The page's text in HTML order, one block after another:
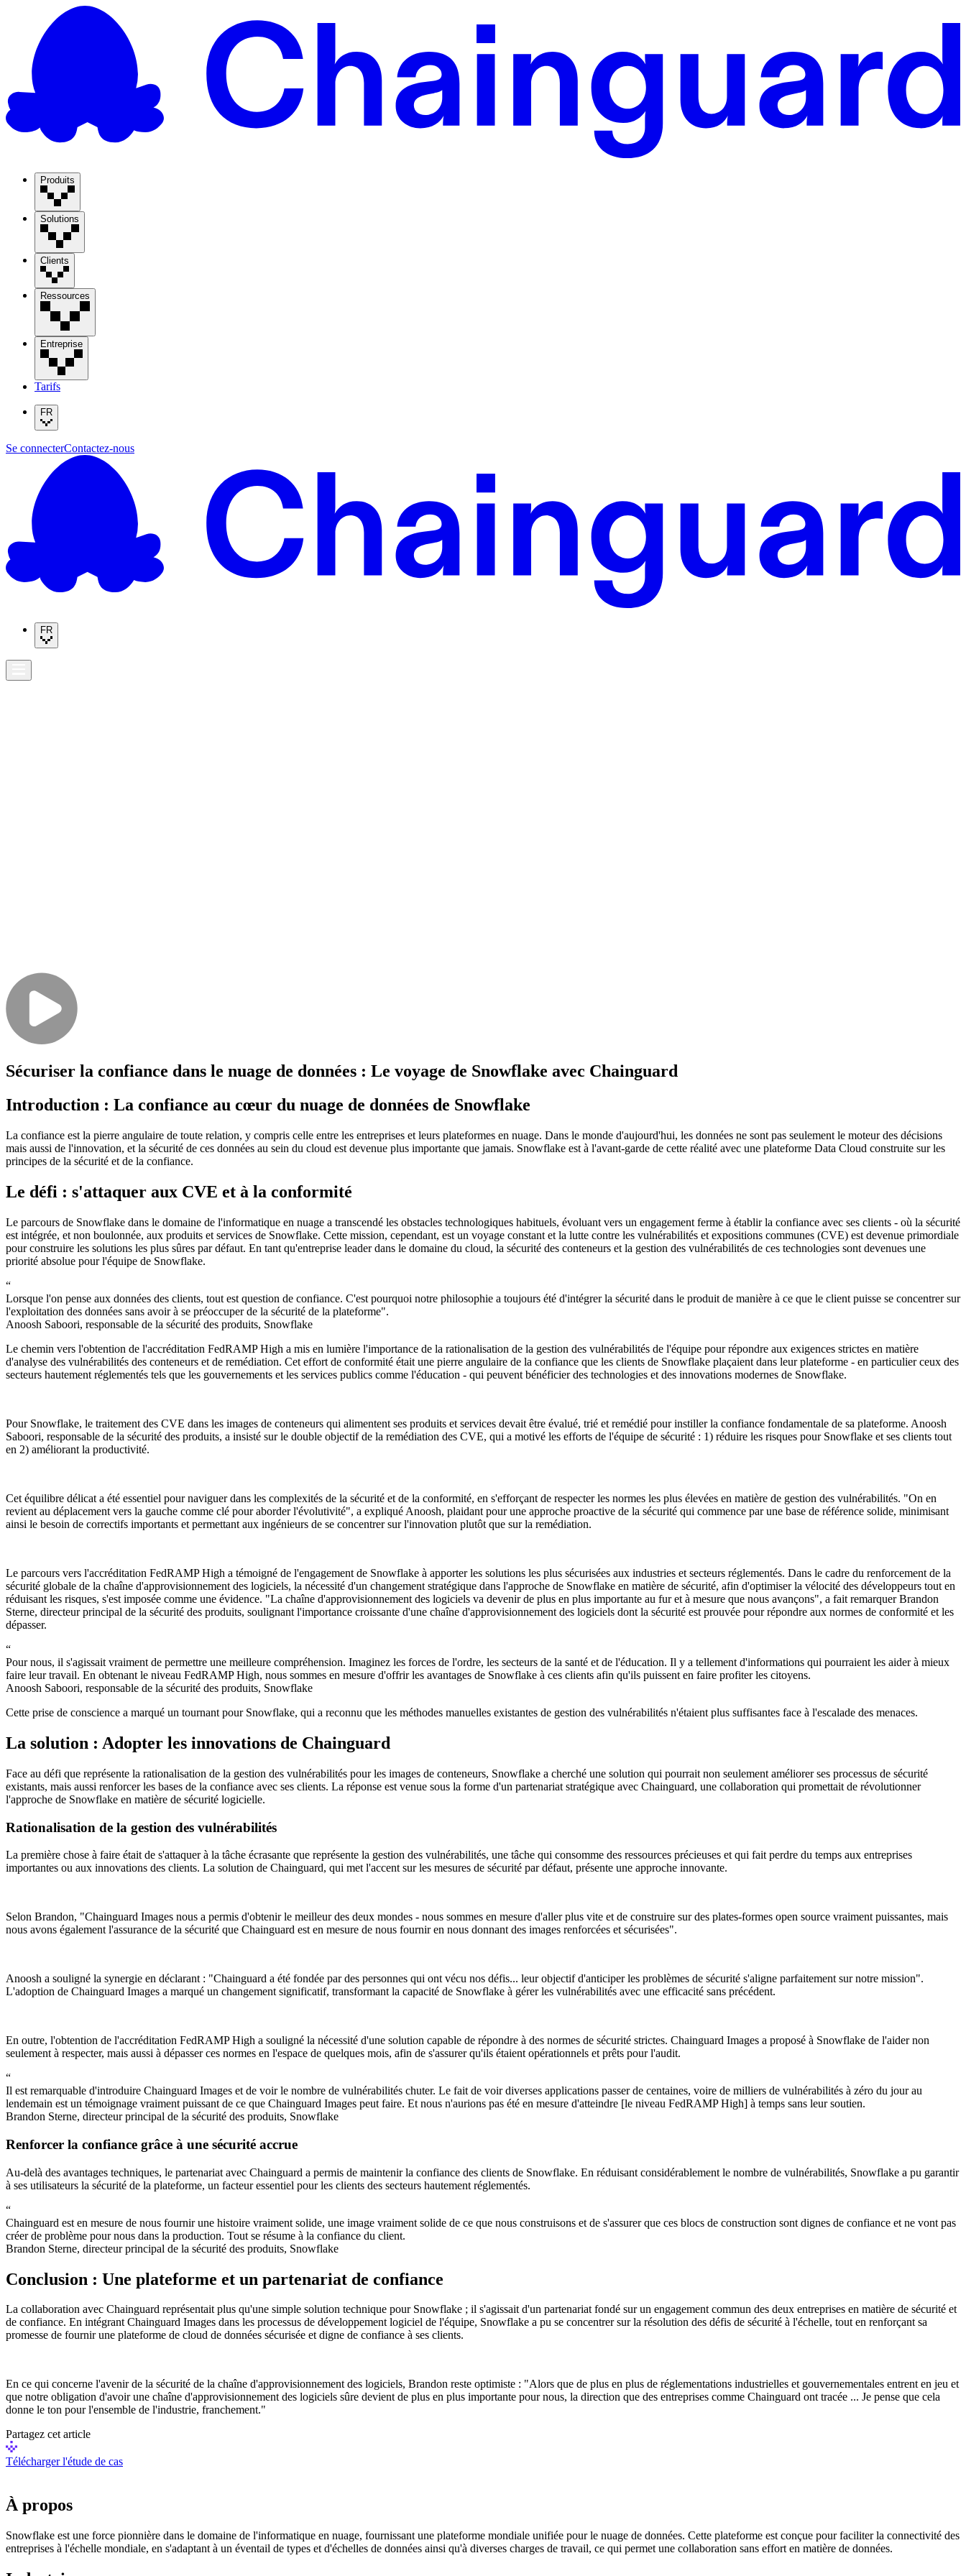
Produits
Solutions
Clients
Ressources
Entreprise
Tarifs
FR
Se connecterContactez-nous
FR
Produits
Chainguard Containers
Industry
Technology
Public Sector
Financial Services
Slack Community
Developers
Documentation
Trust Center
FEATURED EVENT2026 Gartner® Magic Quadrant™ for Software Supply Chain SecurityDownload the report
Blog
Open Source Leadership
Partners
Careers
NOUS RECRUTONS Carrières chez Chainguard Voir les postes à pourvoir
Sécuriser la confiance dans le nuage de données : Le voyage de Snowflake avec Chainguard
Introduction : La confiance au cœur du nuage de données de Snowflake
La confiance est la pierre angulaire de toute relation, y compris celle entre les entreprises et leurs plateformes en nuage. Dans le monde d'aujourd'hui, les données ne sont pas seulement le moteur des décisions
mais aussi de l'innovation, et la sécurité de ces données au sein du cloud est devenue plus importante que jamais. Snowflake est à l'avant-garde de cette réalité avec une plateforme Data Cloud construite sur les
principes de la sécurité et de la confiance.
Le défi : s'attaquer aux CVE et à la conformité
Le parcours de Snowflake dans le domaine de l'informatique en nuage a transcendé les obstacles technologiques habituels, évoluant vers un engagement ferme à établir la confiance avec ses clients - où la sécurité
est intégrée, et non boulonnée, aux produits et services de Snowflake. Cette mission, cependant, est un voyage constant et la lutte contre les vulnérabilités et expositions communes (CVE) est devenue primordiale
pour construire les solutions les plus sûres par défaut. En tant qu'entreprise leader dans le domaine du cloud, la sécurité des conteneurs et la gestion des vulnérabilités de ces technologies sont devenues une
priorité absolue pour l'équipe de Snowflake.
“
Lorsque l'on pense aux données des clients, tout est question de confiance. C'est pourquoi notre philosophie a toujours été d'intégrer la sécurité dans le produit de manière à ce que le client puisse se concentrer sur
l'exploitation des données sans avoir à se préoccuper de la sécurité de la plateforme".
Anoosh Saboori, responsable de la sécurité des produits, Snowflake
Le chemin vers l'obtention de l'accréditation FedRAMP High a mis en lumière l'importance de la rationalisation de la gestion des vulnérabilités de l'équipe pour répondre aux exigences strictes en matière
d'analyse des vulnérabilités des conteneurs et de remédiation. Cet effort de conformité était une pierre angulaire de la confiance que les clients de Snowflake plaçaient dans leur plateforme - en particulier ceux des
secteurs hautement réglementés tels que les gouvernements et les services publics comme l'éducation - qui peuvent bénéficier des technologies et des innovations modernes de Snowflake.
Pour Snowflake, le traitement des CVE dans les images de conteneurs qui alimentent ses produits et services devait être évalué, trié et remédié pour instiller la confiance fondamentale de sa plateforme. Anoosh
Saboori, responsable de la sécurité des produits, a insisté sur le double objectif de la remédiation des CVE, qui a motivé les efforts de l'équipe de sécurité : 1) réduire les risques pour Snowflake et ses clients tout
en 2) améliorant la productivité.
Cet équilibre délicat a été essentiel pour naviguer dans les complexités de la sécurité et de la conformité, en s'efforçant de respecter les normes les plus élevées en matière de gestion des vulnérabilités. "On en
revient au déplacement vers la gauche comme clé pour aborder l'évolutivité", a expliqué Anoosh, plaidant pour une approche proactive de la sécurité qui commence par une base de référence solide, minimisant
ainsi le besoin de correctifs importants et permettant aux ingénieurs de se concentrer sur l'innovation plutôt que sur la remédiation.
Le parcours vers l'accréditation FedRAMP High a témoigné de l'engagement de Snowflake à apporter les solutions les plus sécurisées aux industries et secteurs réglementés. Dans le cadre du renforcement de la
sécurité globale de la chaîne d'approvisionnement des logiciels, la nécessité d'un changement stratégique dans l'approche de Snowflake en matière de sécurité, afin d'optimiser la vélocité des développeurs tout en
réduisant les risques, s'est imposée comme une évidence. "La chaîne d'approvisionnement des logiciels va devenir de plus en plus importante au fur et à mesure que nous avançons", a fait remarquer Brandon
Sterne, directeur principal de la sécurité des produits, soulignant l'importance croissante d'une chaîne d'approvisionnement des logiciels dont la sécurité est prouvée pour répondre aux normes de conformité et les
dépasser.
“
Pour nous, il s'agissait vraiment de permettre une meilleure compréhension. Imaginez les forces de l'ordre, les secteurs de la santé et de l'éducation. Il y a tellement d'informations qui pourraient les aider à mieux
faire leur travail. En obtenant le niveau FedRAMP High, nous sommes en mesure d'offrir les avantages de Snowflake à ces clients afin qu'ils puissent en faire profiter les citoyens.
Anoosh Saboori, responsable de la sécurité des produits, Snowflake
Cette prise de conscience a marqué un tournant pour Snowflake, qui a reconnu que les méthodes manuelles existantes de gestion des vulnérabilités n'étaient plus suffisantes face à l'escalade des menaces.
La solution : Adopter les innovations de Chainguard
Face au défi que représente la rationalisation de la gestion des vulnérabilités pour les images de conteneurs, Snowflake a cherché une solution qui pourrait non seulement améliorer ses processus de sécurité
existants, mais aussi renforcer les bases de la confiance avec ses clients. La réponse est venue sous la forme d'un partenariat stratégique avec Chainguard, une collaboration qui promettait de révolutionner
l'approche de Snowflake en matière de sécurité logicielle.
Rationalisation de la gestion des vulnérabilités
La première chose à faire était de s'attaquer à la tâche écrasante que représente la gestion des vulnérabilités, une tâche qui consomme des ressources précieuses et qui fait perdre du temps aux entreprises
importantes ou aux innovations des clients. La solution de Chainguard, qui met l'accent sur les mesures de sécurité par défaut, présente une approche innovante.
Selon Brandon, "Chainguard Images nous a permis d'obtenir le meilleur des deux mondes - nous sommes en mesure d'aller plus vite et de construire sur des plates-formes open source vraiment puissantes, mais
nous avons également l'assurance de la sécurité que Chainguard est en mesure de nous fournir en nous donnant des images renforcées et sécurisées".
Anoosh a souligné la synergie en déclarant : "Chainguard a été fondée par des personnes qui ont vécu nos défis... leur objectif d'anticiper les problèmes de sécurité s'aligne parfaitement sur notre mission".
L'adoption de Chainguard Images a marqué un changement significatif, transformant la capacité de Snowflake à gérer les vulnérabilités avec une efficacité sans précédent.
En outre, l'obtention de l'accréditation FedRAMP High a souligné la nécessité d'une solution capable de répondre à des normes de sécurité strictes. Chainguard Images a proposé à Snowflake de l'aider non
seulement à respecter, mais aussi à dépasser ces normes en l'espace de quelques mois, afin de s'assurer qu'ils étaient opérationnels et prêts pour l'audit.
“
Il est remarquable d'introduire Chainguard Images et de voir le nombre de vulnérabilités chuter. Le fait de voir diverses applications passer de centaines, voire de milliers de vulnérabilités à zéro du jour au
lendemain est un témoignage vraiment puissant de ce que Chainguard Images peut faire. Et nous n'aurions pas été en mesure d'atteindre [le niveau FedRAMP High] à temps sans leur soutien.
Brandon Sterne, directeur principal de la sécurité des produits, Snowflake
Renforcer la confiance grâce à une sécurité accrue
Au-delà des avantages techniques, le partenariat avec Chainguard a permis de maintenir la confiance des clients de Snowflake. En réduisant considérablement le nombre de vulnérabilités, Snowflake a pu garantir
à ses utilisateurs la sécurité de la plateforme, un facteur essentiel pour les clients des secteurs hautement réglementés.
“
Chainguard est en mesure de nous fournir une histoire vraiment solide, une image vraiment solide de ce que nous construisons et de s'assurer que ces blocs de construction sont dignes de confiance et ne vont pas
créer de problème pour nous dans la production. Tout se résume à la confiance du client.
Brandon Sterne, directeur principal de la sécurité des produits, Snowflake
Conclusion : Une plateforme et un partenariat de confiance
La collaboration avec Chainguard représentait plus qu'une simple solution technique pour Snowflake ; il s'agissait d'un partenariat fondé sur un engagement commun des deux entreprises en matière de sécurité et
de confiance. En intégrant Chainguard Images dans les processus de développement logiciel de l'équipe, Snowflake a pu se concentrer sur la résolution des défis de sécurité à l'échelle, tout en renforçant sa
promesse de fournir une plateforme de cloud de données sécurisée et digne de confiance à ses clients.
En ce qui concerne l'avenir de la sécurité de la chaîne d'approvisionnement des logiciels, Brandon reste optimiste : "Alors que de plus en plus de réglementations industrielles et gouvernementales entrent en jeu et
que notre obligation d'avoir une chaîne d'approvisionnement des logiciels sûre devient de plus en plus importante pour nous, la direction que des entreprises comme Chainguard ont tracée ... Je pense que cela
donne le ton pour l'ensemble de l'industrie, franchement."
Partagez cet article
Télécharger l'étude de cas
À propos
Snowflake est une force pionnière dans le domaine de l'informatique en nuage, fournissant une plateforme mondiale unifiée pour le nuage de données. Cette plateforme est conçue pour faciliter la connectivité des
entreprises à l'échelle mondiale, en s'adaptant à un éventail de types et d'échelles de données ainsi qu'à diverses charges de travail, ce qui permet une collaboration sans effort en matière de données.